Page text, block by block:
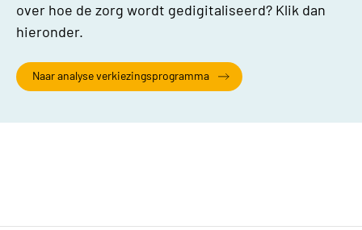
over hoe de zorg wordt gedigitaliseerd? Klik dan
hieronder.
Naar analyse verkiezingsprogramma